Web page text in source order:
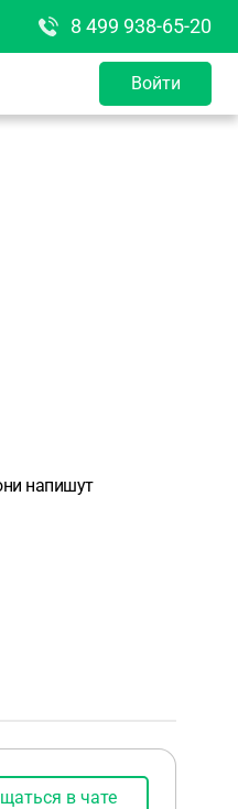
8 499 938-65-20
Войти
напишут
в чате